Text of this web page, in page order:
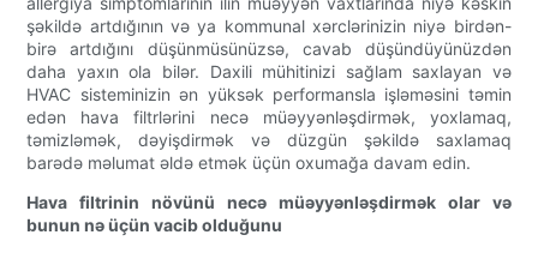
şəkildə artdığının və ya kommunal xərclərinizin niyə birdən-
birə artdığını düşünmüsünüzsə, cavab düşündüyünüzdən
daha yaxın ola bilər. Daxili mühitinizi sağlam saxlayan və
HVAC sisteminizin ən yüksək performansla işləməsini təmin
edən hava filtrlərini necə müəyyənləşdirmək, yoxlamaq,
təmizləmək, dəyişdirmək və düzgün şəkildə saxlamaq
barədə məlumat əldə etmək üçün oxumağa davam edin.
Hava filtrinin növünü necə müəyyənləşdirmək olar və
bunun nə üçün vacib olduğunu